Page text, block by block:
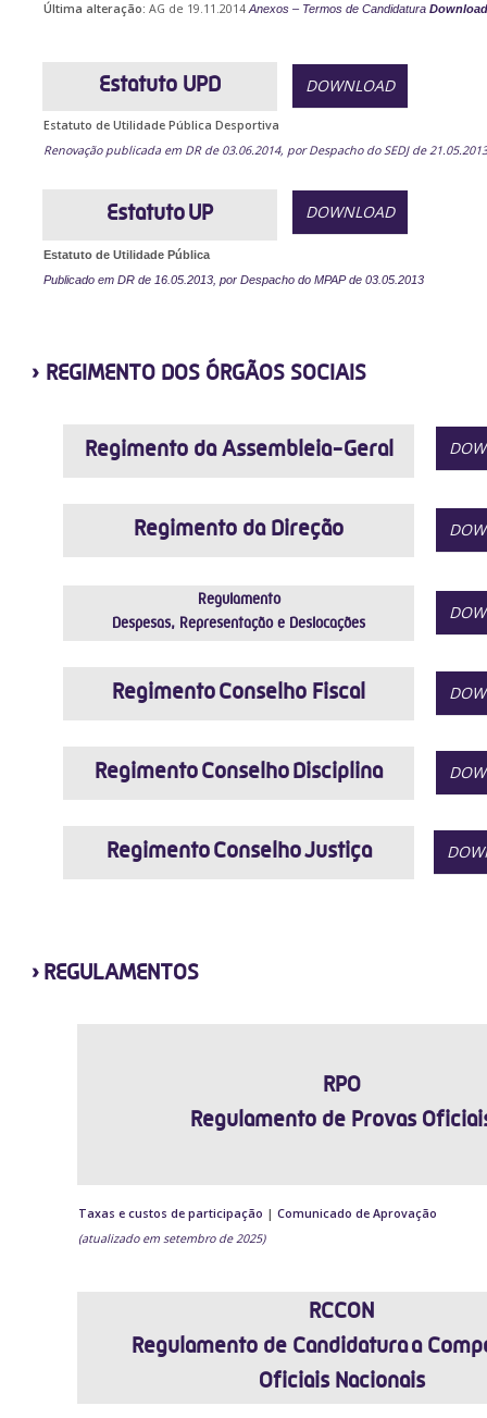
Última alteração: AG de 19.11.2014Anexos – Termos de Candidatura Download
Estatuto UPD DOWNLOAD
Estatuto de Utilidade Pública Desportiva
Renovação publicada em DR de 03.06.2014, por Despacho do SEDJ de
Estatuto UP DOWNLOAD
Estatuto de Utilidade Pública
Publicado em DR de 16.05.2013, por Despacho do MPAP de 03.05.2013
› REGIMENTO DOS ÓRGÃOS SOCIAIS
Regimento da Assembleia-Geral
Regimento da Direção
Regulamento
Despesas, Representação e Deslocações
Regimento Conselho Fiscal
Regimento Conselho Disciplina
Regimento Conselho Justiça
› REGULAMENTOS
RPO
Regulamento de Provas
Taxas e custos de participação | Comunicado de Aprovação
(atualizado em setembro de 2025)
RCCON
Regulamento de Candidaturaa
Oficiais Nacionais